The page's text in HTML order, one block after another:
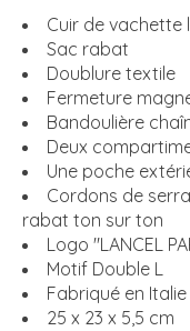
Cuir de vachette
Sac rabat
Doublure textile
Fermeture
Bandoulière
Deux
Une poche
Cordons de
rabat ton sur ton
Logo "LANCEL
Motif Double L
Fabriqué en Italie
25 x 23 x 5,5 cm